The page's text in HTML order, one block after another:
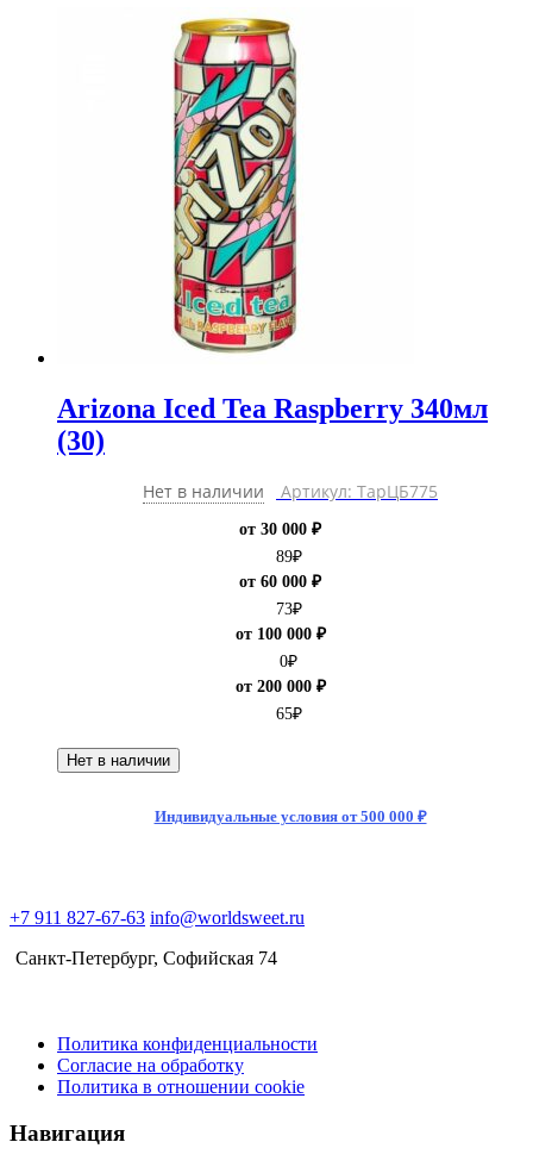
Arizona Iced Tea Raspberry 340мл
(30)
Нет в наличии Артикул: ТарЦБ775
от 30 000 ₽
89₽
от 60 000 ₽
73₽
от 100 000 ₽
0₽
от 200 000 ₽
65₽
Нет в наличии
Индивидуальные условия от 500 000 ₽
+7 911 827-67-63 info@worldsweet.ru
Санкт-Петербург​, Софийская 74
Политика конфиденциальности
Согласие на обработку
Политика в отношении cookie
Навигация